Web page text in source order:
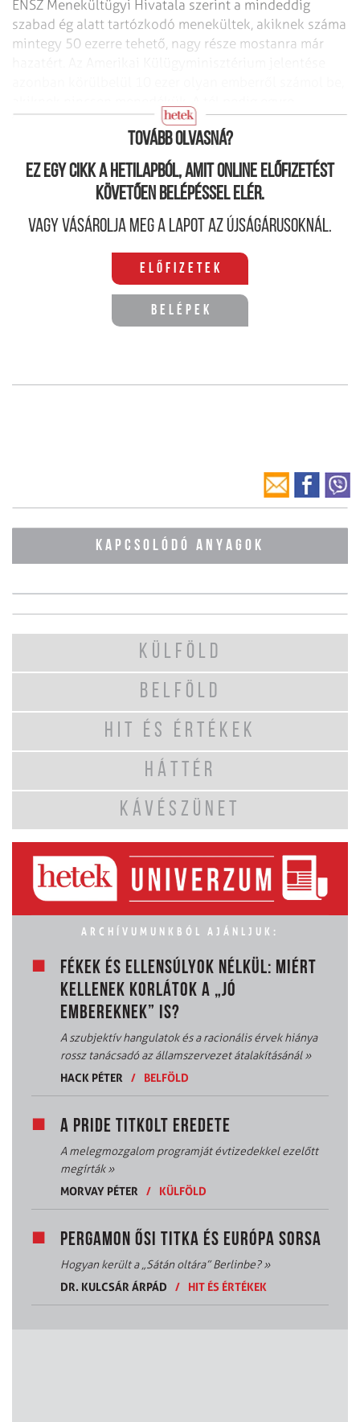
ENSZ Menekültügyi Hivatala szerint a mindeddig
szabad ég alatt tartózkodó menekültek, akiknek száma
mintegy 50 ezerre tehető, nagy része mostanra már
közeleg...
Tovább olvasná?
Ez egy cikk a hetilapból, amit online előfizetést
követően belépéssel elér.
Vagy vásárolja meg a lapot az újságárusoknál.
Előfizetek
Belépek
KAPCSOLÓDÓ ANYAGOK
KÜLFÖLD
BELFÖLD
HIT ÉS ÉRTÉKEK
HÁTTÉR
KÁVÉSZÜNET
ARCHÍVUMUNKBÓL AJÁNLJUK:
FÉKEK ÉS ELLENSÚLYOK NÉLKÜL: MIÉRT
KELLENEK KORLÁTOK A „JÓ
EMBEREKNEK” IS?
A szubjektív hangulatok és a racionális érvek hiánya
rossz tanácsadó az államszervezet átalakításánál»
HACK PÉTER
/ BELFÖLD
A PRIDE TITKOLT EREDETE
A melegmozgalom programját évtizedekkel ezelőtt
megírták»
MORVAY PÉTER
/ KÜLFÖLD
PERGAMON ŐSI TITKA ÉS EURÓPA SORSA
Hogyan került a „Sátán oltára” Berlinbe?»
DR. KULCSÁR ÁRPÁD
/ HIT ÉS ÉRTÉKEK